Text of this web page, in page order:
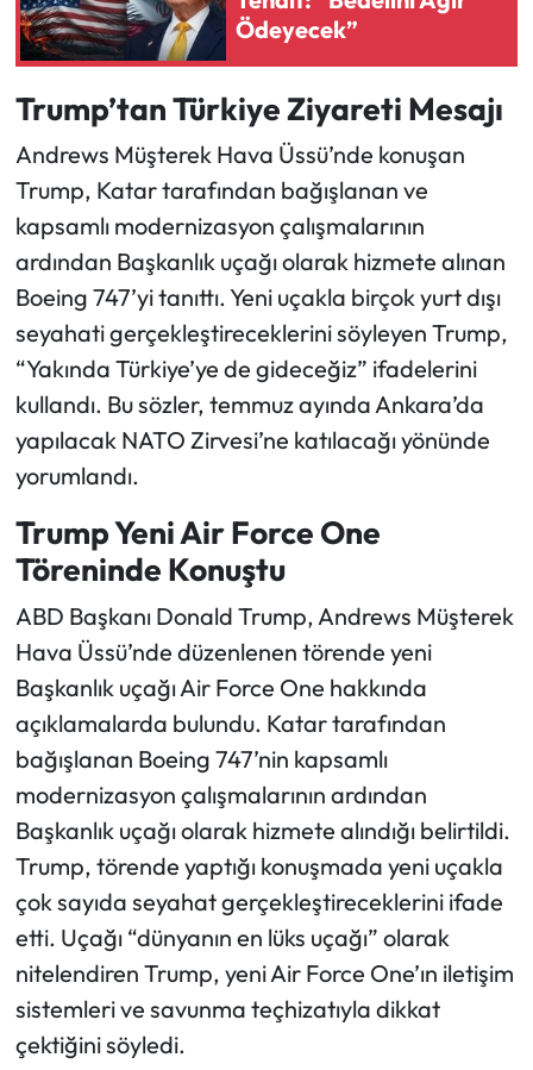
Ödeyecek”
Trump’tan Türkiye Ziyareti Mesajı
Andrews Müşterek Hava Üssü’nde konuşan
Trump, Katar tarafından bağışlanan ve
kapsamlı modernizasyon çalışmalarının
ardından Başkanlık uçağı olarak hizmete alınan
Boeing 747’yi tanıttı. Yeni uçakla birçok yurt dışı
seyahati gerçekleştireceklerini söyleyen Trump,
“Yakında Türkiye’ye de gideceğiz” ifadelerini
kullandı. Bu sözler, temmuz ayında Ankara’da
yapılacak NATO Zirvesi’ne katılacağı yönünde
yorumlandı.
Trump Yeni Air Force One
Töreninde Konuştu
ABD Başkanı Donald Trump, Andrews Müşterek
Hava Üssü’nde düzenlenen törende yeni
Başkanlık uçağı Air Force One hakkında
açıklamalarda bulundu. Katar tarafından
bağışlanan Boeing 747’nin kapsamlı
modernizasyon çalışmalarının ardından
Başkanlık uçağı olarak hizmete alındığı belirtildi.
Trump, törende yaptığı konuşmada yeni uçakla
çok sayıda seyahat gerçekleştireceklerini ifade
etti. Uçağı “dünyanın en lüks uçağı” olarak
nitelendiren Trump, yeni Air Force One’ın iletişim
sistemleri ve savunma teçhizatıyla dikkat
çektiğini söyledi.
Ekonomi
Sağlık
Turizm
Teknoloji